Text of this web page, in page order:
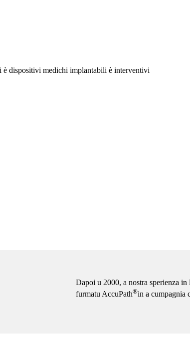
è dispositivi medichi implantabili è interventivi
Dapoi u 2000, a nostra sperienza
furmatu AccuPath®in a cumpagnia